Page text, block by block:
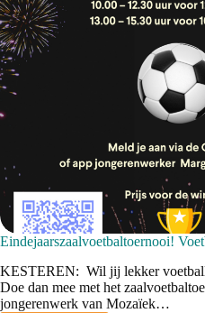
Eindejaarszaalvoetbaltoernooi!
KESTEREN: Wil jij lekker
Doe dan mee met het
jongerenwerk van Mozaïek…